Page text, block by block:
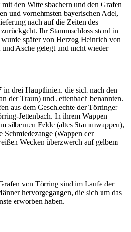
den Wittelsbachern und den Grafen
und vornehmsten bayerischen Adel,
nach auf die Zeiten des
Ihr Stammschloss stand in
später von Herzog Heinrich von
Asche gelegt und nicht wieder
in drei Hauptlinien, die sich nach den
der Traun) und Jettenbach benannten.
aus dem Geschlechte der Törringer
Jettenbach. In ihrem Wappen
silbernen Felde (altes Stammwappen),
Schmiedezange (Wappen der
Wecken überzwerch auf gelbem
von Törring sind im Laufe der
hervorgegangen, die sich um das
erworben haben.